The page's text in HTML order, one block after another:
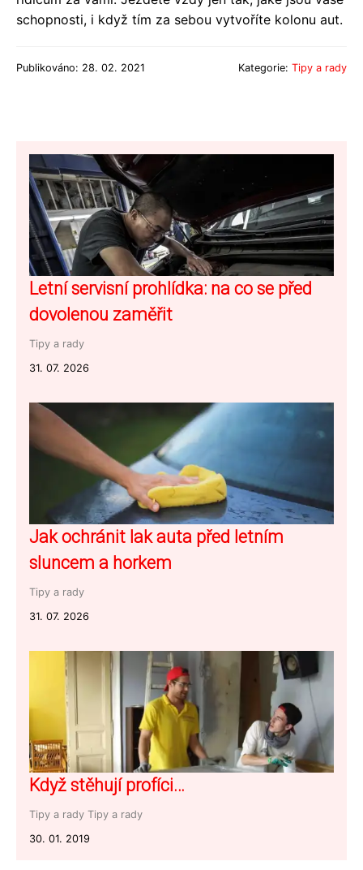
schopnosti, i když tím za sebou vytvoříte kolonu aut.
Publikováno: 28. 02. 2021 Kategorie: Tipy a rady
Letní servisní prohlídka: na co se před
dovolenou zaměřit
Tipy a rady
31. 07. 2026
Jak ochránit lak auta před letním
sluncem a horkem
Tipy a rady
31. 07. 2026
Když stěhují profíci…
Tipy a rady Tipy a rady
30. 01. 2019